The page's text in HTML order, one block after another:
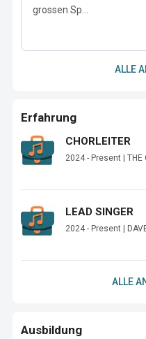
grossen Sp...
ALLE
Erfahrung
CHORLEITER
2024 - Present | THE
LEAD SINGER
2024 - Present |
ALLE
Ausbildung